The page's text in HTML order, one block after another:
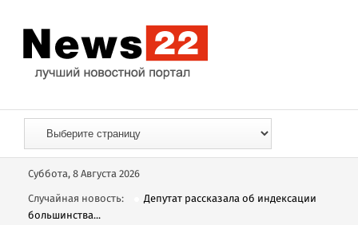
Суббота, 8 Августа 2026
Случайная новость:
Депутат рассказала об индексации
большинства...